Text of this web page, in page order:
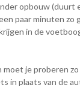
opbouw (duurt
paar minuten zo
in de
moet je proberen
in plaats van de